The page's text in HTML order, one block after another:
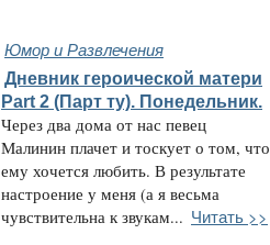
Юмор и Развлечения
Дневник героической матери
Part 2 (Парт ту). Понедельник.
Через два дома от нас певец
Малинин плачет и тоскует о том, что
ему хочется любить. В результате
настроение у меня (а я весьма
чувствительна к звукам... Читать >>